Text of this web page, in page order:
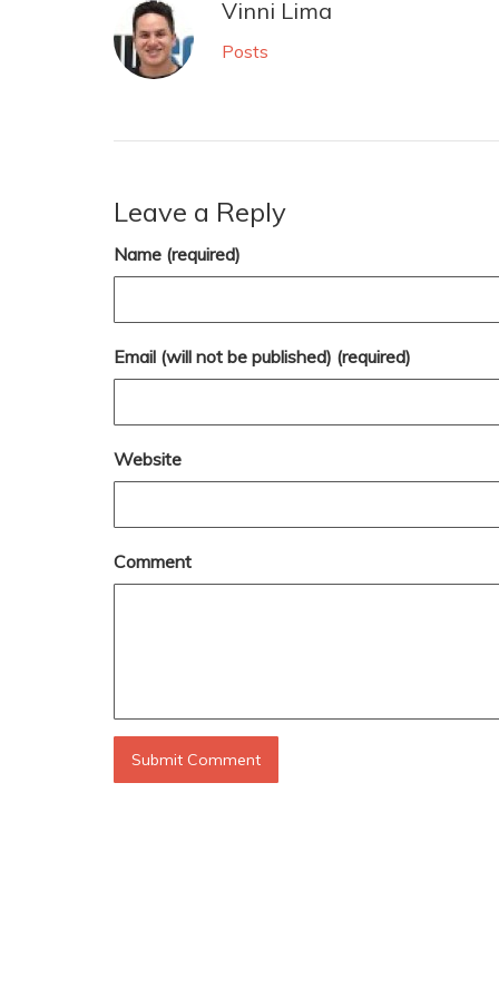
Vinni Lima
Posts
Leave a Reply
Name (required)
Email (will not be published) (required)
Website
Comment